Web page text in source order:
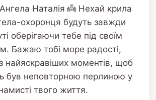
Наталія 👼 Нехай крила
охоронця будуть завжди
оберігаючи тебе під своїм
Бажаю тобі море радості,
найяскравіших моментів, щоб
був неповторною перлиною у
твого життя.